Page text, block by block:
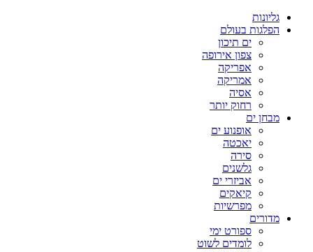
גליונות
הפלגות בעולם
ים תיכון
צפון אירופה
אפריקה
אמריקה
אסיה
רחוק יותר
מבחן ים
אופנוע ים
יאכטה
סירה
גלשנים
אביזרי ים
קיאקים
מפרשיות
מדורים
ספורט ימי
לומדים לשוט